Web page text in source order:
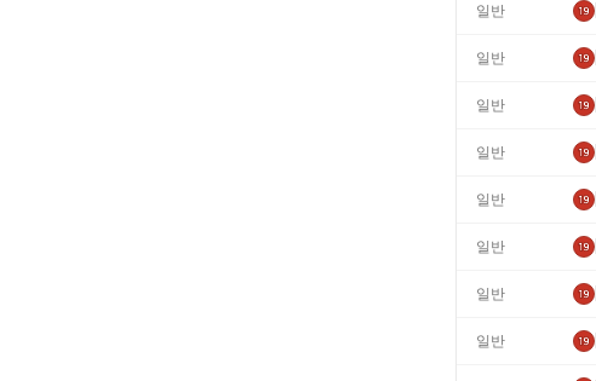
일반
일반
일반
일반
일반
일반
일반
일반